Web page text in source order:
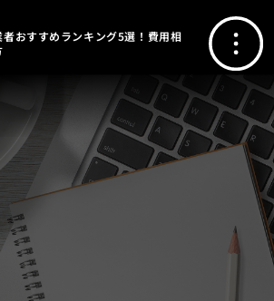
おすすめランキング5選！費用相